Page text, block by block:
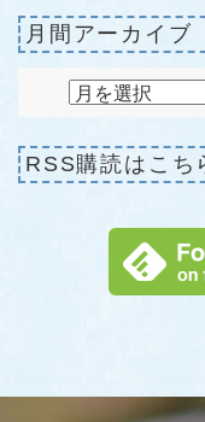
月間アーカイブ
RSS購読はこち